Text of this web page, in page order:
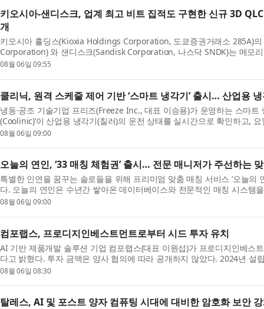
키오시아-샌디스크, 업계 최고 비트 집적도 구현한 신규 3D
개
키오시아 홀딩스(Kioxia Holdings Corporation, 도쿄증권거래소 285A)
Corporation) 와 샌디스크(Sandisk Corporation, 나스닥 SNDK)는 메모
(Future of Memory a...
08월 06일 09:55
쿨리닉, 원격 스케줄 제어 기반 ‘스마트 냉각기’ 출시… 산업용
냉동·공조 기술기업 프리즈(Freeze Inc., 대표 이승용)가 운영하는 스마트
(Coolinic)’이 산업용 냉각기(칠러)의 운전 상태를 실시간으로 확인하고,
동 운전할 수 ...
08월 06일 09:00
오늘의 연인, ‘33 매칭 체험권’ 출시… 전문 매니저가 주선하는
특별한 인연을 꿈꾸는 솔로들을 위해 프리미엄 맞춤 매칭 서비스 ‘오늘의
다. 오늘의 연인은 수년간 쌓아온 데이터베이스와 전문적인 매칭 시스템
조건 ...
08월 06일 09:00
컴포랩스, 프로디지인베스트먼트로부터 시드 투자 유치
AI 기반 제품개발 솔루션 기업 컴포랩스(대표 이원섭)가 프로디지인베스
다고 밝혔다. 투자 금액은 양사 협의에 따라 공개하지 않았다. 2024년 설
솔루션 ‘...
08월 06일 08:30
탈레스, AI 및 포스트 양자 컴퓨팅 시대에 대비한 암호화 보안